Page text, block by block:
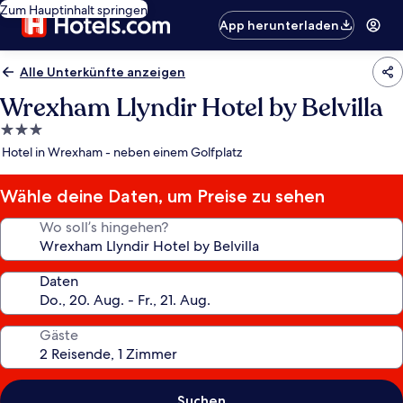
Zum Hauptinhalt springen
App herunterladen
Alle Unterkünfte anzeigen
Wrexham Llyndir Hotel by Belvilla
3.0-
Sterne-
Hotel in Wrexham - neben einem Golfplatz
Wähle deine Daten, um Preise zu sehen
Wo soll’s hingehen?
Daten
Gäste